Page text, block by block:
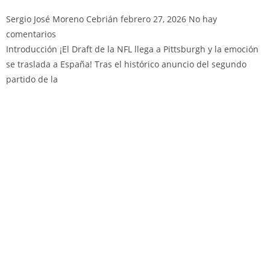
Sergio José Moreno Cebrián febrero 27, 2026 No hay
comentarios
Introducción ¡El Draft de la NFL llega a Pittsburgh y la emoción
se traslada a España! Tras el histórico anuncio del segundo
partido de la